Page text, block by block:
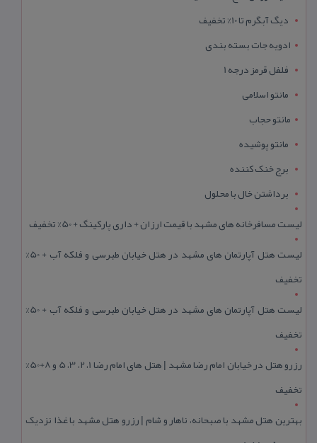
دیگ آبگرم تا 10% تخفیف
ادویه جات بسته بندی
فلفل قرمز درجه 1
مانتو اسلامی
مانتو حجاب
مانتو پوشیده
برج خنک کننده
برداشتن خال با محلول
لیست مسافرخانه های مشهد با قیمت ارزان + داری پارکینگ + 50% تخفیف
لیست هتل آپارتمان های مشهد در هتل خیابان طبرسی و فلکه آب + 50%
تخفیف
لیست هتل آپارتمان های مشهد در هتل خیابان طبرسی و فلکه آب + 50%
تخفیف
رزرو هتل در خیابان امام رضا مشهد | هتل‌ های امام رضا 1، 2، 3، 5 و 8+50%
تخفیف
بهترین هتل مشهد با صبحانه، ناهار و شام | رزرو هتل مشهد با غذا نزدیک